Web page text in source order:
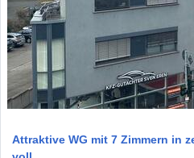
Attraktive WG mit 7 Zimmern in